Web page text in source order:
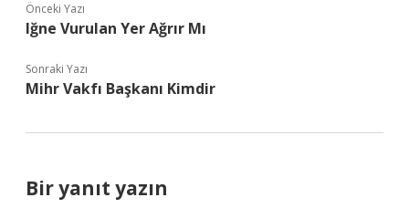
Önceki Yazı
Iğne Vurulan Yer Ağrır Mı
Sonraki Yazı
Mihr Vakfı Başkanı Kimdir
Bir yanıt yazın